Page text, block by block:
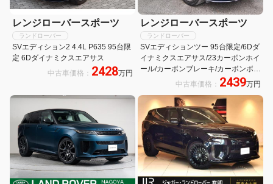
レンジローバースポーツ
ランドローバー
SVエディション2 4.4L P635 95台限
定 6Dダイナミクスエアサス
中古車価格： 2428万円
レンジローバースポーツ
ランドローバー
SVエディションツー 95台限定/6Dダ
イナミクスエアサス/23カーボンホイ
ール/カーボンブレーキ/カーボンボン
ネット/Body&Soulシート/カーボン
シートバック/MERIDIANシグネチャ
ー/ストーマーハンドリングP
中古車価格： 2439万円